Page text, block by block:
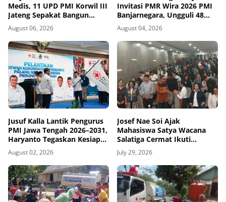
Medis, 11 UPD PMI Korwil III
Jateng Sepakat Bangun
Jejaring Plasma Fraksionasi
Berkualitas CPOB
August 06, 2026
Invitasi PMR Wira 2026 PMI
Banjarnegara, Ungguli 48
Tim
August 04, 2026
Jusuf Kalla Lantik Pengurus
PMI Jawa Tengah 2026–2031,
Haryanto Tegaskan Kesiapan
Abdi Kemanusiaan
August 02, 2026
Josef Nae Soi Ajak
Mahasiswa Satya Wacana
Salatiga Cermat Ikuti
Dinamika Geopolitik Global
July 29, 2026